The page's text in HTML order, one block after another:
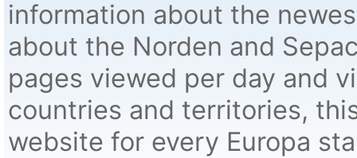
information about the
about the Norden and
pages viewed per day and
countries and territories,
website for every Europa